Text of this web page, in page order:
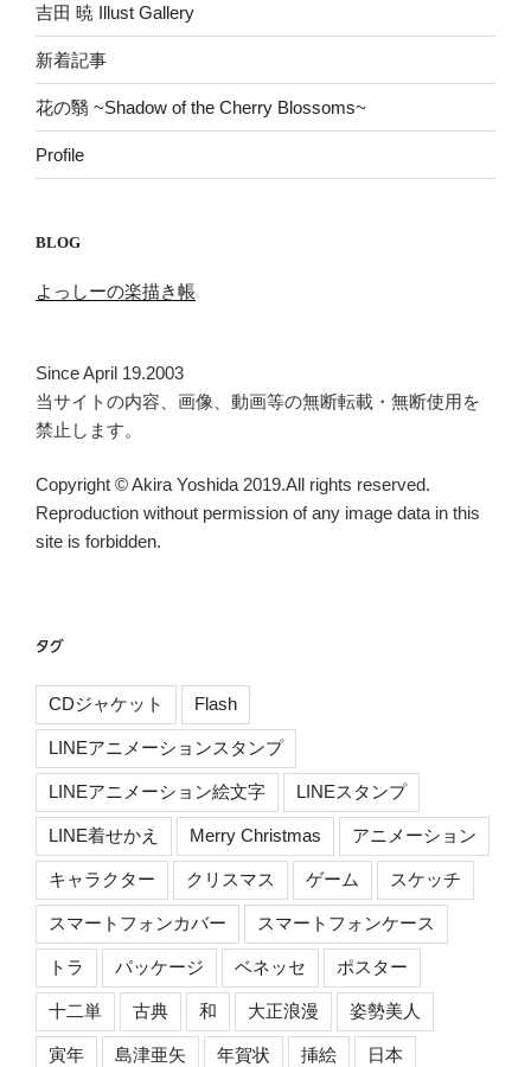
吉田 暁 Illust Gallery
新着記事
花の翳 ~Shadow of the Cherry Blossoms~
Profile
BLOG
よっしーの楽描き帳
Since April 19.2003
当サイトの内容、画像、動画等の無断転載・無断使用を
禁止します。
Copyright © Akira Yoshida 2019.All rights reserved.
Reproduction without permission of any image data in this
site is forbidden.
タグ
CDジャケット Flash
LINEアニメーションスタンプ
LINEアニメーション絵文字 LINEスタンプ
LINE着せかえ Merry Christmas アニメーション
キャラクター クリスマス ゲーム スケッチ
スマートフォンカバー スマートフォンケース
トラ パッケージ ベネッセ ポスター
十二単 古典 和 大正浪漫 姿勢美人
寅年 島津亜矢 年賀状 挿絵 日本